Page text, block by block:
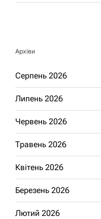
Архіви
Серпень 2026
Липень 2026
Червень 2026
Травень 2026
Квітень 2026
Березень 2026
Лютий 2026